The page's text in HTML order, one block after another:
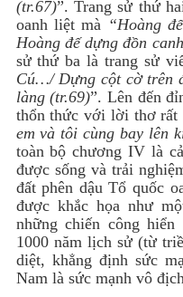
(tr.67)”. Trang sử thứ
oanh liệt mà “Hoàng
Hoàng đế dựng đồn
sử thứ ba là trang sử
Cú…/ Dựng cột cờ trên
làng (tr.69)”. Lên đến
thổn thức với lời thơ rất
em và tôi cùng bay lên
toàn bộ chương IV là
được sống và trải
đất phên dậu Tổ quốc
được khắc họa như
những chiến công
1000 năm lịch sử (từ
diệt, khẳng định sức
Nam là sức mạnh vô